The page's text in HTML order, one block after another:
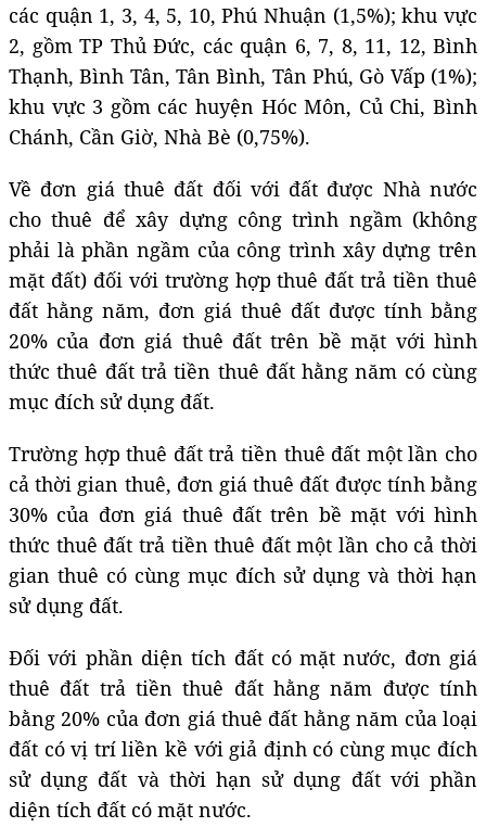
các quận 1, 3, 4, 5, 10, Phú Nhuận (1,5%); khu vực
2, gồm TP Thủ Đức, các quận 6, 7, 8, 11, 12, Bình
Thạnh, Bình Tân, Tân Bình, Tân Phú, Gò Vấp (1%);
khu vực 3 gồm các huyện Hóc Môn, Củ Chi, Bình
Chánh, Cần Giờ, Nhà Bè (0,75%).
Về đơn giá thuê đất đối với đất được Nhà nước
cho thuê để xây dựng công trình ngầm (không
phải là phần ngầm của công trình xây dựng trên
mặt đất) đối với trường hợp thuê đất trả tiền thuê
đất hằng năm, đơn giá thuê đất được tính bằng
20% của đơn giá thuê đất trên bề mặt với hình
thức thuê đất trả tiền thuê đất hằng năm có cùng
mục đích sử dụng đất.
Trường hợp thuê đất trả tiền thuê đất một lần cho
cả thời gian thuê, đơn giá thuê đất được tính bằng
30% của đơn giá thuê đất trên bề mặt với hình
thức thuê đất trả tiền thuê đất một lần cho cả thời
gian thuê có cùng mục đích sử dụng và thời hạn
sử dụng đất.
Đối với phần diện tích đất có mặt nước, đơn giá
thuê đất trả tiền thuê đất hằng năm được tính
bằng 20% của đơn giá thuê đất hằng năm của loại
đất có vị trí liền kề với giả định có cùng mục đích
sử dụng đất và thời hạn sử dụng đất với phần
diện tích đất có mặt nước.